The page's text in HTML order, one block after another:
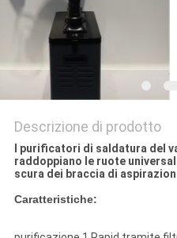
Descrizione di prodotto
I purificatori di saldatura del
raddoppiano le ruote
scura dei braccia di
Caratteristiche: